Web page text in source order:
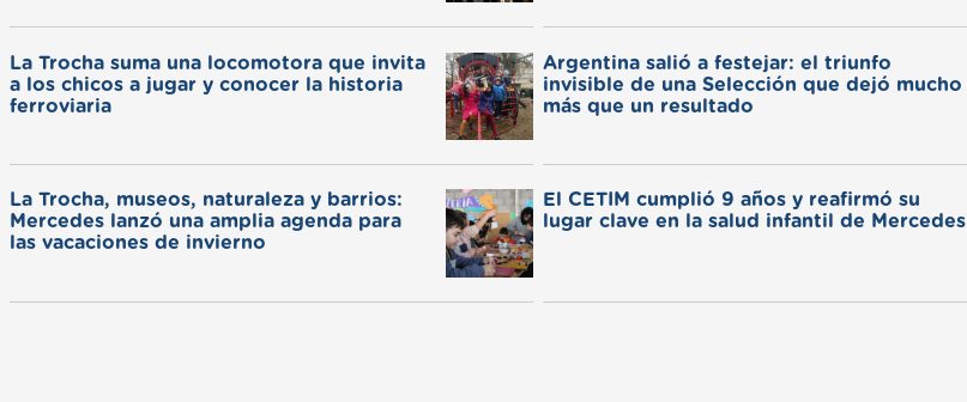
La Trocha suma una locomotora que invita
a los chicos a jugar y conocer la historia
ferroviaria
Argentina salió a festejar: el triunfo
invisible de una Selección que dejó mucho
más que un resultado
La Trocha, museos, naturaleza y barrios:
Mercedes lanzó una amplia agenda para
las vacaciones de invierno
El CETIM cumplió 9 años y reafirmó su
lugar clave en la salud infantil de Mercedes